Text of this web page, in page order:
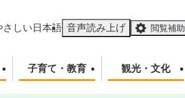
さしい日本語 音声読み上げ 閲覧補助
子育て・教育 観光・文化